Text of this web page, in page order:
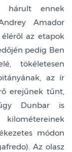
hárult ennek
Amador
az etapok
pedig Ben
tökéletesen
az ír
erejűnek tűnt,
Dunbar is
módon
Az olasz